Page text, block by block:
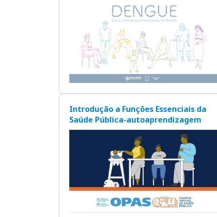
Introdução a Funções Essenciais da
Saúde Pública-autoaprendizagem